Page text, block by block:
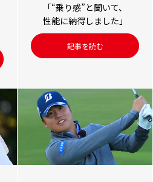
「“乗り感”と聞いて、
性能に納得しました」
記事を読む